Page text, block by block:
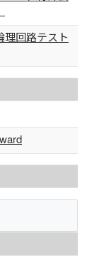
理回路テスト